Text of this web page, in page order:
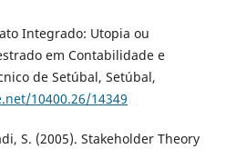
Integrado: Utopia ou
em Contabilidade e
de Setúbal, Setúbal,
10400.26/14349
S. (2005). Stakeholder Theory